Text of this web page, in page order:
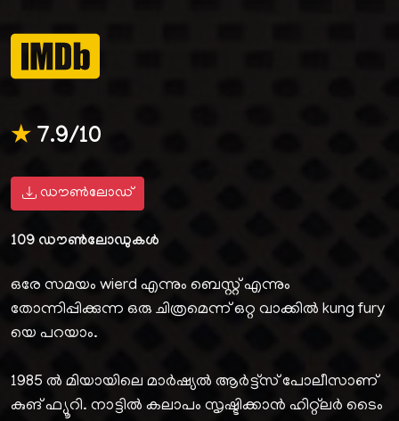
★7.9/10
ഡൗൺലോഡ്
109 ഡൗൺലോഡുകൾ
ഒരേ സമയം wierd എന്നും ബെസ്റ്റ് എന്നും
തോന്നിപ്പിക്കുന്ന ഒരു ചിത്രമെന്ന് ഒറ്റ വാക്കിൽ kung fury
യെ പറയാം.
1985 ൽ മിയായിലെ മാർഷ്യൽ ആർട്ട്സ് പോലീസാണ്
കുങ് ഫ്യൂറി. നാട്ടിൽ കലാപം സൃഷ്ടിക്കാൻ ഹിറ്റ്ലർ ടൈം